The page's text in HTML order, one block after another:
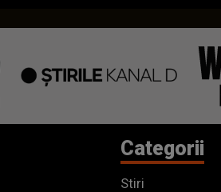
Categorii
Stiri